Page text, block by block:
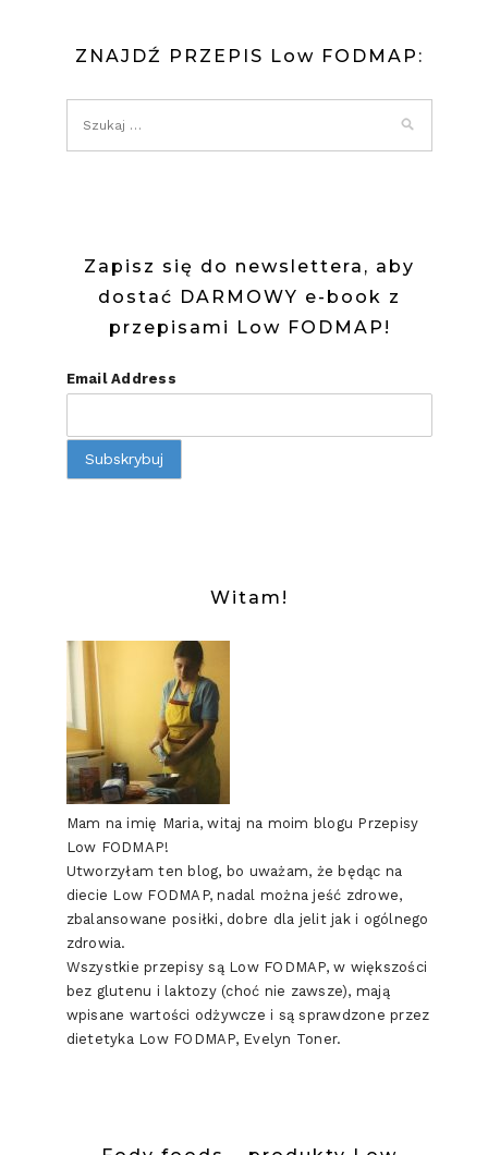
WARZYWA
ZNAJDŹ PRZEPIS Low FODMAP:
Zapisz się do newslettera, aby
dostać DARMOWY e-book z
przepisami Low FODMAP!
Email Address
Witam!
Mam na imię Maria, witaj na moim blogu Przepisy
Low FODMAP!
Utworzyłam ten blog, bo uważam, że będąc na
diecie Low FODMAP, nadal można jeść zdrowe,
zbalansowane posiłki, dobre dla jelit jak i ogólnego
zdrowia.
Wszystkie przepisy są Low FODMAP, w większości
bez glutenu i laktozy (choć nie zawsze), mają
wpisane wartości odżywcze i są sprawdzone przez
dietetyka Low FODMAP, Evelyn Toner.